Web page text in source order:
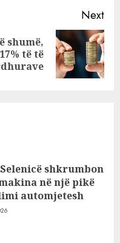
Next
shumë,
të të
shkrumbon
në një pikë
automjetesh